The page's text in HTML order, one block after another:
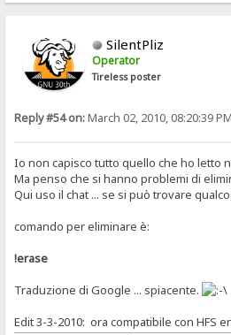
SilentPliz
Operator
Tireless poster
Reply #54 on:March 02, 2010, 08:20:39 PM
Io non capisco tutto quello che ho letto
Ma penso che si hanno problemi di
Qui uso il chat ... se si può trovare
comando per eliminare è:
!erase
Traduzione di Google ... spiacente.
Edit 3-3-2010: ora compatibile con HFS